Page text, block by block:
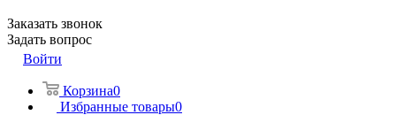
Заказать звонок
Задать вопрос
Войти
Корзина0
Избранные товары0